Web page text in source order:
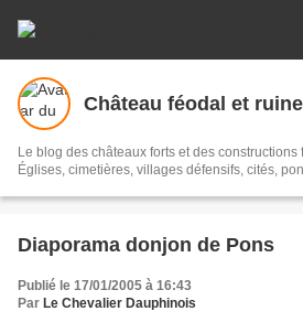
Château féodal et
Le blog des châteaux forts et des
Églises, cimetières, villages défensifs, cités,
Diaporama donjon de Pons
Publié le 17/01/2005 à 16:43
Par Le Chevalier Dauphinois